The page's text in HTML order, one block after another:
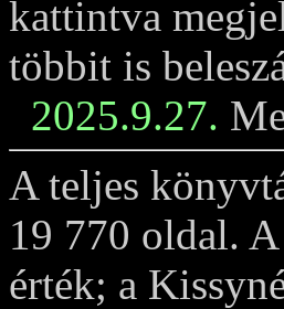
kattintva
többit is
2025.9.27.
A teljes
19 770 oldal.
érték; a